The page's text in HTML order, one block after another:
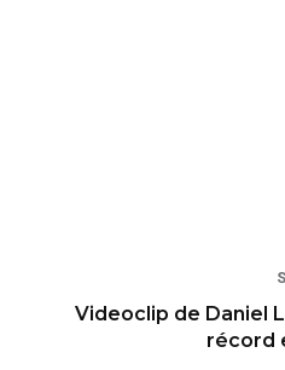
Videoclip de Daniel
récord